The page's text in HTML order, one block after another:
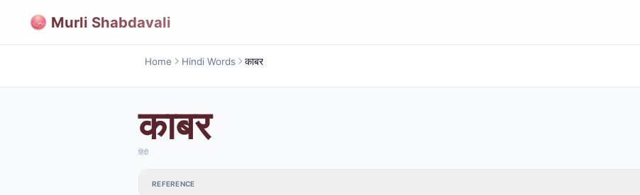
Murli Shabdavali
Home Hindi Words काबर
काबर
हिंदी
REFERENCE